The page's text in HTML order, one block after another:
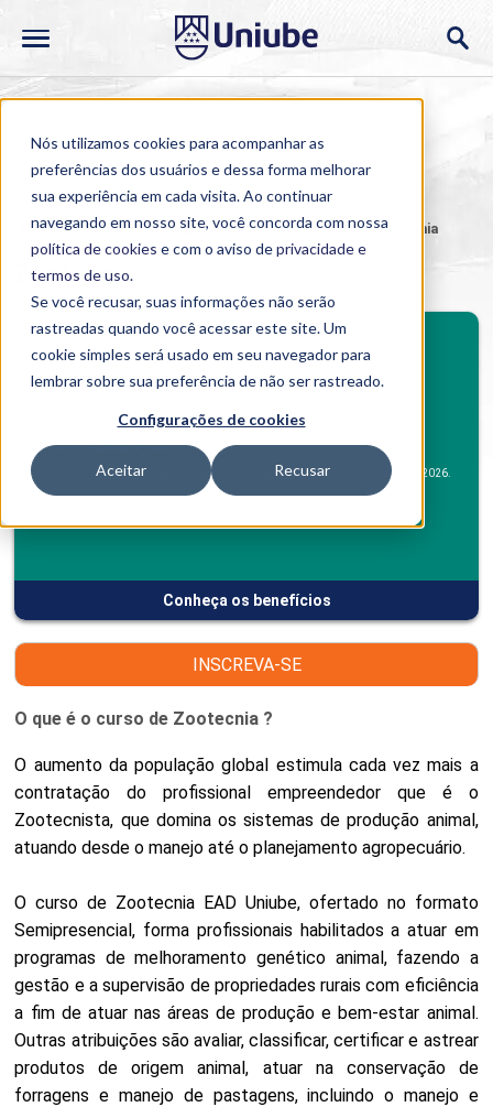
Nós utilizamos cookies para acompanhar as
preferências dos usuários e dessa forma melhorar
sua experiência em cada visita. Ao continuar
navegando em nosso site, você concorda com nossa
política de cookies e com o aviso deprivacidade e
termos de uso.
Se você recusar, suas informações não serão
rastreadas quando você acessar este site. Um
cookie simples será usado em seu navegador para
lembrar sobre sua preferência de não ser rastreado.
Configurações de cookies
Aceitar Recusar
Home > Cursos > Semipresencial > Graduação >Zootecnia
Zootecnia
Investimento mensal
De R$1.170,37
Por R$339,00*.
Desconto Alunos Semipresencial Campuspara o 2º semestre de 2026.
Conheça os benefícios
Benefícios Graduação
INSCREVA-SE
O que é o curso de Zootecnia ?
O aumento da população global estimula cada vez mais a
contratação do profissional empreendedor que é o
Zootecnista, que domina os sistemas de produção animal,
atuando desde o manejo até o planejamento agropecuário.
O curso de Zootecnia EAD Uniube, ofertado no formato
Semipresencial, forma profissionais habilitados a atuar em
programas de melhoramento genético animal, fazendo a
gestão e a supervisão de propriedades rurais com eficiência
a fim de atuar nas áreas de produção e bem-estar animal.
Outras atribuições são avaliar, classificar, certificar e astrear
produtos de origem animal, atuar na conservação de
forragens e manejo de pastagens, incluindo o manejo e